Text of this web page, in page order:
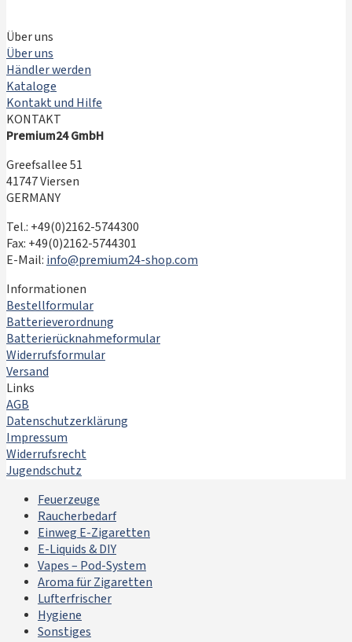
Über uns
Über uns
Händler werden
Kataloge
Kontakt und Hilfe
KONTAKT
Premium24 GmbH
Greefsallee 51
41747 Viersen
GERMANY
Tel.: +49(0)2162-5744300
Fax: +49(0)2162-5744301
E-Mail:info@premium24-shop.com
Informationen
Bestellformular
Batterieverordnung
Batterierücknahmeformular
Widerrufsformular
Versand
Links
AGB
Datenschutzerklärung
Impressum
Widerrufsrecht
Jugendschutz
Feuerzeuge
Raucherbedarf
Einweg E-Zigaretten
E-Liquids & DIY
Vapes – Pod-System
Aroma für Zigaretten
Lufterfrischer
Hygiene
Sonstiges